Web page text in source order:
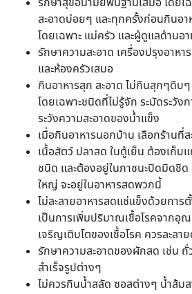
รักษาสุขอนามัยพื้นฐานเสมอ โดยเฉ
สะอาดบ่อยๆ และทุกครั้งก่อนกินอา
โดยเฉพาะ แม่ครัว และผู้ดูแลด้านอ
รักษาความสะอาด เครื่องปรุงอาหา
และห้องครัวเสมอ
กินอาหารสุก สะอาด ไม่กินสุกๆดิบ
โดยเฉพาะชนิดที่ไม่รู้จัก ระมัดระวัง
ระวังความสะอาดของน้ำแข็ง
เมื่อกินอาหารนอกบ้าน เลือกร้านที่ส
เนื้อสัตว์ ปลาสด ในตู้เย็น ต้องเก็บ
ชนิด และต้องอยู่ในภาชนะปิดมิดชิด
ใหญ่ จะอยู่ในอาหารสดพวกนี้
ไม่ละลายอาหารสดแช่แข็งด้วยการ
เป็นการเพิ่มปริมาณเชื้อโรคจากอุ
เจริญเติบโตของเชื้อโรค ควรละลา
รักษาความสะอาดของผักสด เช่น ถั่
สำเร็จรูปต่างๆ
ไม่ควรกินน้ำสลัด ซอสต่างๆ น้ำส้ม